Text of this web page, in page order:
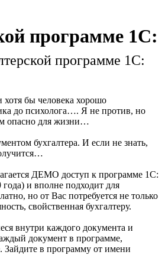
программе 1С:
программе 1С:
бы человека хорошо
до психолога…. Я не против, но
опасно для жизни…
бухгалтера. И если не знать,
ДЕМО доступ к программе 1С:
и вполне подходит для
но от Вас потребуется не только
свойственная бухгалтеру.
внутри каждого документа и
документ в программе,
Зайдите в программу от имени